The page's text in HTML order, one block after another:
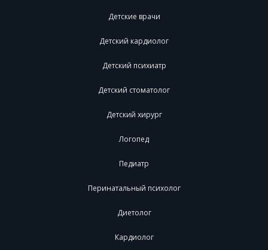
Детские врачи
Детский кардиолог
Детский психиатр
Детский стоматолог
Детский хирург
Логопед
Педиатр
Перинатальный психолог
Диетолог
Кардиолог